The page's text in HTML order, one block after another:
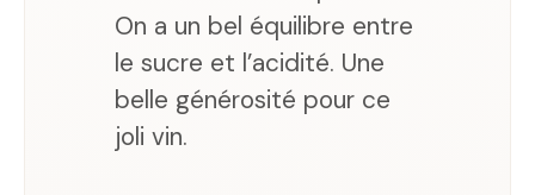
On a un bel équilibre entre
le sucre et l’acidité. Une
belle générosité pour ce
joli vin.